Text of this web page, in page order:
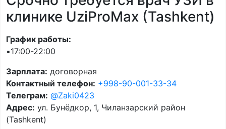
клинике UziProMax (Tashkent)
График работы:
▪️17:00-22:00
Зарплата: договорная
Контактный телефон: +998-90-001-33-34
Телеграм: @Zaki0423
Адрес: ул. Бунёдкор, 1, Чиланзарский район
(Tashkent)